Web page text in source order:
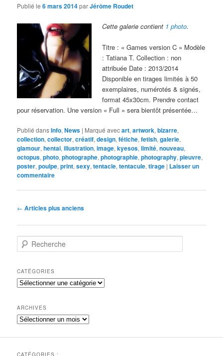
Publié le6 mars 2014parJérôme Roudet
Cette galerie contient 1 photo.
Titre : « Games version C » Modèle
: Tatiana T. Collection : non
attribuée Date : 2013/2014
Disponible en tirages limités à 50
exemplaires, numérotés & signés,
format 45x30cm. Prendre contact
pour réservation. Une version « Full » sera bientôt présentée…
Publié dansInfo,News | Marqué avecart,artwork,bizarre,
collection,collector,créatif,design,fétiche,fetish,galerie,
glamour,hentai,illustration,image,kyesos,limité,nouveau,
octopus,photo,photographe,photographie,photography,pieuvre,
poster,poulpe,print,sexy,tentacle,tentacule,tirage | Laisser un
commentaire
Navigation
articles
← Articles plus anciens
e
h
e
r
h
e
CATÉGORIES
Catégories
ARCHIVES
Archives
CATÉGORIES :